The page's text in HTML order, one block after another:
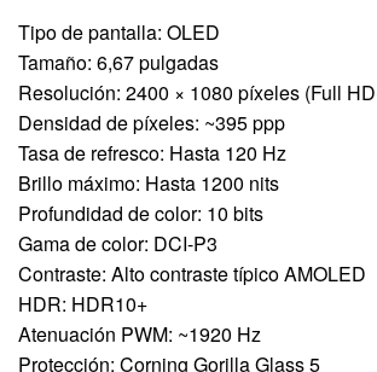
Tipo de pantalla: OLED
Tamaño: 6,67 pulgadas
Resolución: 2400 × 1080 píxeles (Full
Densidad de píxeles: ~395 ppp
Tasa de refresco: Hasta 120 Hz
Brillo máximo: Hasta 1200 nits
Profundidad de color: 10 bits
Gama de color: DCI-P3
Contraste: Alto contraste típico AMOLED
HDR: HDR10+
Atenuación PWM: ~1920 Hz
Protección: Corning Gorilla Glass 5